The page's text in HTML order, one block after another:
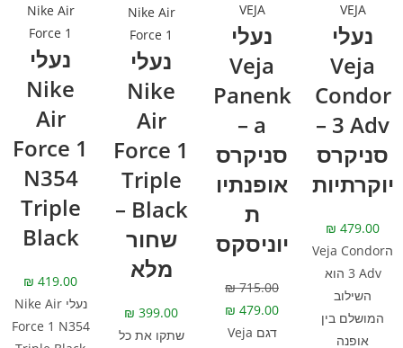
VEJA
נעלי
Veja
Condor
3 Adv –
סניקרס
יוקרתיות
₪ 479.00
הVeja Condor
3 Adv הוא
השילוב
המושלם בין
אופנה
VEJA
נעלי
Veja
Panenk
a –
סניקרס
אופנתיו
ת
יוניסקס
₪715.00
₪ 479.00
דגם Veja
Nike Air
Force 1
נעלי
Nike
Air
Force 1
Triple
Black –
שחור
מלא
₪ 399.00
שתקו את כל
Nike Air
Force 1
נעלי
Nike
Air
Force 1
N354
Triple
Black
₪ 419.00
נעלי Nike Air
Force 1 N354